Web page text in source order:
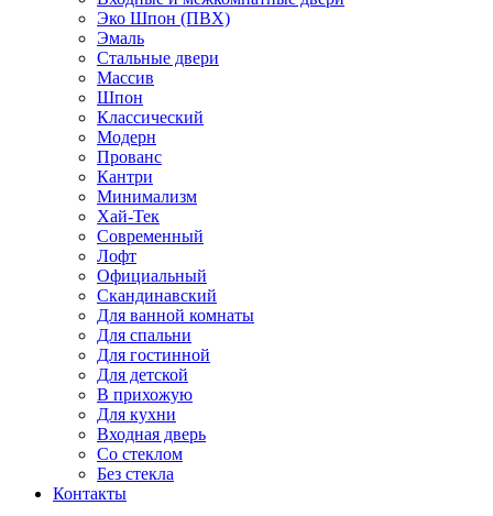
Эко Шпон (ПВХ)
Эмаль
Стальные двери
Массив
Шпон
Классический
Модерн
Прованс
Кантри
Минимализм
Хай-Тек
Современный
Лофт
Официальный
Скандинавский
Для ванной комнаты
Для спальни
Для гостинной
Для детской
В прихожую
Для кухни
Входная дверь
Со стеклом
Без стекла
Контакты